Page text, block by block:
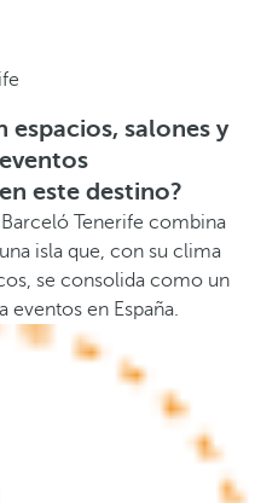
espacios, salones y
este destino?
Tenerife combina
isla que, con su clima
se consolida como un
eventos en España.